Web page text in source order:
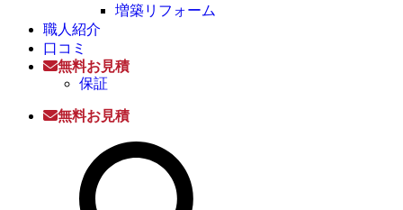
増築リフォーム
職人紹介
口コミ
無料お見積
保証
無料お見積